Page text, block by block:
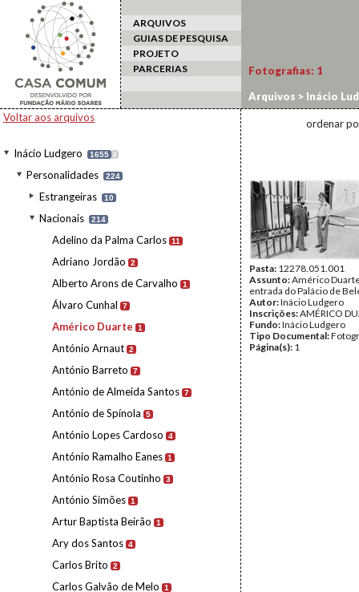
ARQUIVOS
GUIAS DE PESQUISA
PROJETO
PARCERIAS
Voltar aos arquivos
Inácio Ludgero 1655 I
Personalidades 224
Estrangeiras 10
Nacionais 214
Adelino da Palma Carlos 11
Adriano Jordão 2
Alberto Arons de Carvalho 1
Álvaro Cunhal 7
Américo Duarte 1
António Arnaut 2
António Barreto 7
António de Almeida Santos 7
António de Spínola 5
António Lopes Cardoso 4
António Ramalho Eanes 1
António Rosa Coutinho 3
António Simões 1
Artur Baptista Beirão 1
Ary dos Santos 4
Carlos Brito 2
Carlos Galvão de Melo 1
Fotografias: 1
Arquivos > Inácio
ordenar
Pasta: 12278.051.001
Assunto:Américo
entrada do Palácio de
Autor:Inácio Ludgero
Inscrições:AMÉRICO
Fundo:Inácio Ludgero
Tipo Documental:
Página(s): 1